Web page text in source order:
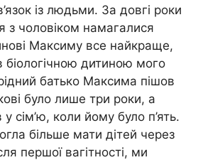
із людьми. За довгі роки
з чоловіком намагалися
Максиму все найкраще,
біологічною дитиною мого
батько Максима пішов
було лише три роки, а
сім’ю, коли йому було п’ять.
більше мати дітей через
першої вагітності, ми